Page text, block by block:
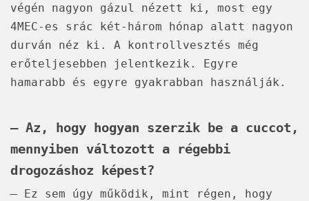
végén nagyon gázul nézett ki, most egy
4MEC-es srác két-három hónap alatt nagyon
durván néz ki. A kontrollvesztés még
erőteljesebben jelentkezik. Egyre
hamarabb és egyre gyakrabban használják.
– Az, hogy hogyan szerzik be a cuccot,
mennyiben változott a régebbi
drogozáshoz képest?
– Ez sem úgy működik, mint régen, hogy